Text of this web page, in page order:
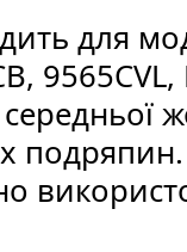
для
подряпин.